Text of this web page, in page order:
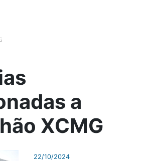
a
XCMG
22/10/2024